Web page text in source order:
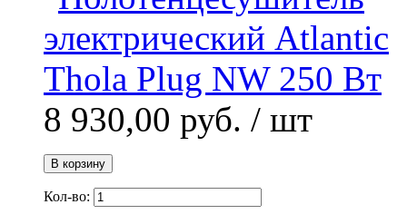
8 930,00 руб. / шт
В корзину
Кол-во: